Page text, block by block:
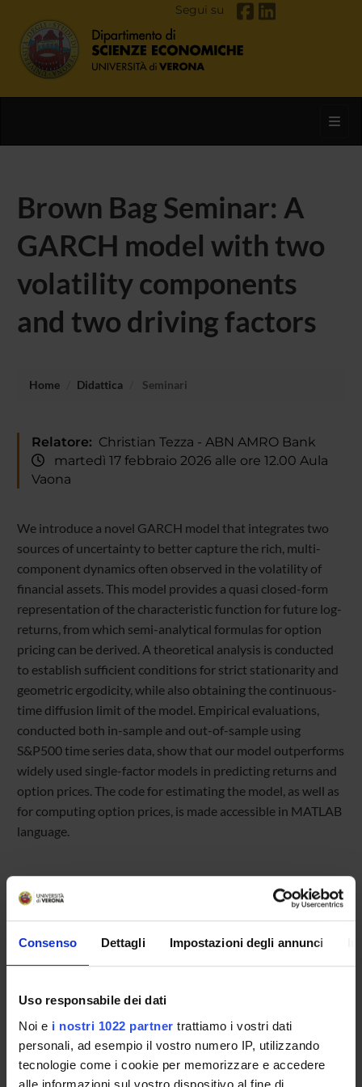
Consenso Dettagli Impostazioni degli annunci
Uso responsabile dei dati
Noi e i nostri 1022 partner trattiamo i vostri dati
personali, ad esempio il vostro numero IP, utilizzando
tecnologie come i cookie per memorizzare e accedere
alle informazioni sul vostro dispositivo al fine di
Segui su
Brown Bag Seminar: A
GARCH model with two
volatility components
and two driving factors
Home Didattica Seminari
Relatore: Christian Tezza - ABN AMRO Bank
martedì 17 febbraio 2026 alle ore 12.00 Aula
Vaona
We introduce a novel GARCH model that integrates two
sources of uncertainty to better capture the rich, multi-
component dynamics often observed in the volatility of
financial assets. This model provides a quasi closed-form
representation of the characteristic function for future log-
returns, from which semi-analytical formulas for option
pricing can be derived. A theoretical analysis is conducted
to establish sufficient conditions for strict stationarity and
geometric ergodicity, while also obtaining the continuous-
time diffusion limit of the model. Empirical evaluations,
conducted both in-sample and out-of-sample using
S&P500 time series data, show that our model outperforms
widely used single-factor models in predicting returns and
option prices. The code for estimating the model, as well as
for computing option prices, is made accessible in MATLAB
language.
Referente
Data pubblicazione
12 febbraio 2026